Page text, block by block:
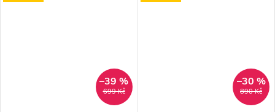
699 Kč
–39 %
890 Kč
–30 %